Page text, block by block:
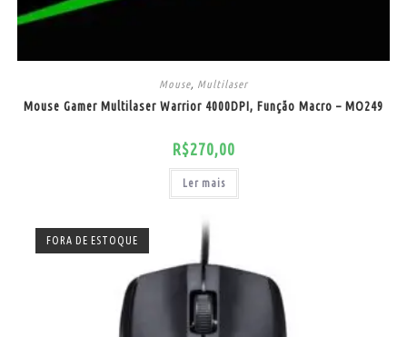
Mouse, Multilaser
Mouse Gamer Multilaser Warrior 4000DPI, Função Macro – MO249
R$270,00
Ler mais
FORA DE ESTOQUE